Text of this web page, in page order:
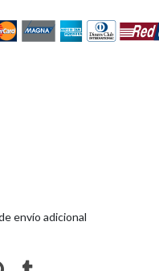
envío adicional